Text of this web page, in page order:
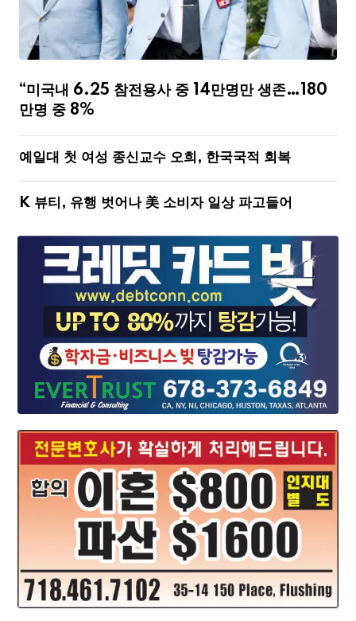
“미국내 6.25 참전용사 중 14만명만 생존…180
만명 중 8%
예일대 첫 여성 종신교수 오희, 한국국적 회복
K 뷰티, 유행 벗어나 美 소비자 일상 파고들어